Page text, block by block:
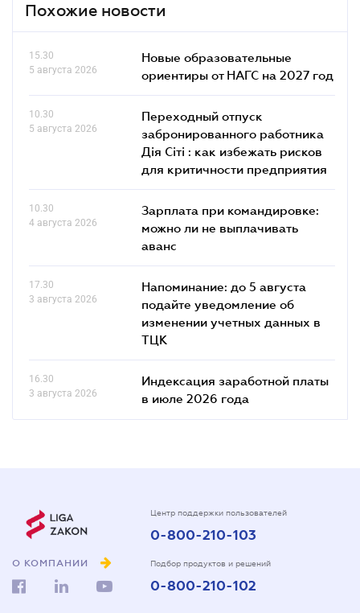
Похожие новости
15.30
5 августа 2026
Новые образовательные
ориентиры от НАГС на 2027 год
10.30
5 августа 2026
Переходный отпуск
забронированного работника
Дія Сіті : как избежать рисков
для критичности предприятия
10.30
4 августа 2026
Зарплата при командировке:
можно ли не выплачивать
аванс
17.30
3 августа 2026
Напоминание: до 5 августа
подайте уведомление об
изменении учетных данных в
ТЦК
16.30
3 августа 2026
Индексация заработной платы
в июле 2026 года
О КОМПАНИИ
Центр поддержки пользователей
0-800-210-103
Подбор продуктов и решений
0-800-210-102